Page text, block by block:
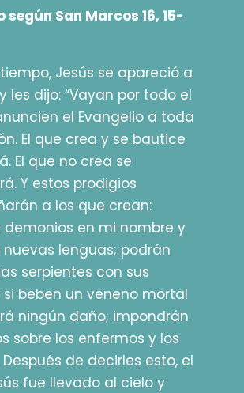
según San Marcos 16, 15-
Jesús se apareció a
les dijo: “Vayan por todo el
el Evangelio a toda
El que crea y se bautice
El que no crea se
Y estos prodigios
a los que crean:
demonios en mi nombre y
lenguas; podrán
serpientes con sus
si beben un veneno mortal
ningún daño; impondrán
sobre los enfermos y los
Después de decirles esto, el
fue llevado al cielo y